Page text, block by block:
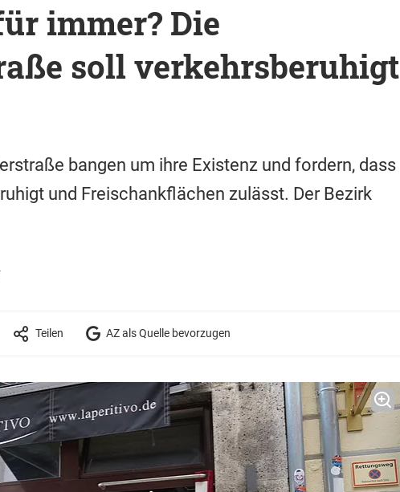
immer? Die
soll verkehrsberuhigt
bangen um ihre Existenz und fordern, dass
und Freischankflächen zulässt. Der Bezirk
Teilen AZ als Quelle bevorzugen